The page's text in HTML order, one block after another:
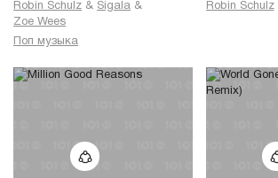
Robin Schulz & Sigala &
Zoe Wees
Поп музыка
Robin Schulz